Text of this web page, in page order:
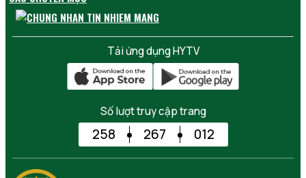
Tải ứng dụng HYTV
Số lượt truy cập trang
258 267 012